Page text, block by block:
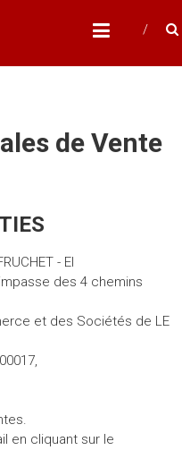
de Vente
- EI
impasse des 4 chemins
et des Sociétés de LE
en cliquant sur le